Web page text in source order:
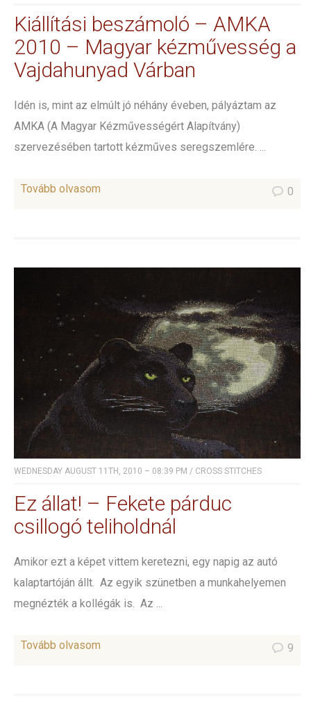
Kiállítási beszámoló – AMKA
2010 – Magyar kézművesség a
Vajdahunyad Várban
Idén is, mint az elmúlt jó néhány éveben, pályáztam az
AMKA (A Magyar Kézművességért Alapítvány)
szervezésében tartott kézműves seregszemlére. ...
Tovább olvasom 0
WEDNESDAY AUGUST 11TH, 2010 – 08:39 PM / CROSS STITCHES
Ez állat! – Fekete párduc
csillogó teliholdnál
Amikor ezt a képet vittem keretezni, egy napig az autó
kalaptartóján állt. Az egyik szünetben a munkahelyemen
megnézték a kollégák is. Az ...
Tovább olvasom 9